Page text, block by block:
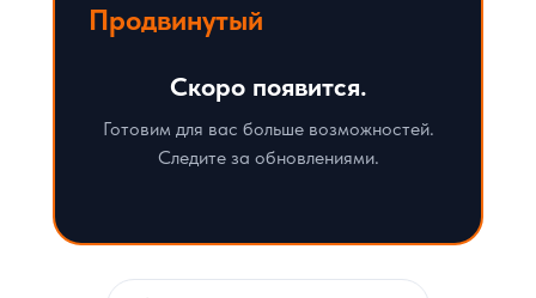
Продвинутый
Скоро появится.
Готовим для вас больше возможностей.
Следите за обновлениями.